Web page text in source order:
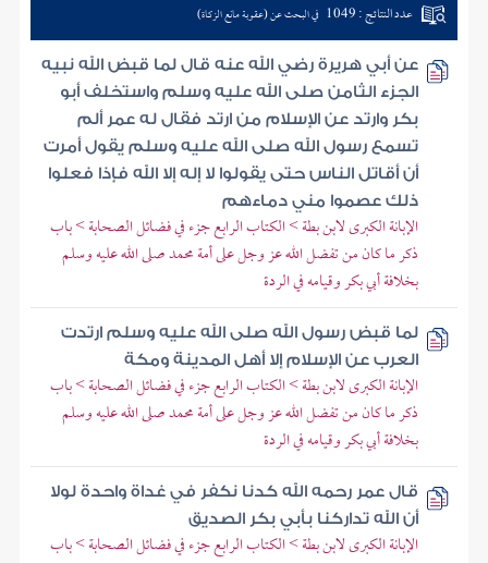
عدد النتائج : 1049 في البحث عن (عقوبة مانع الزكاة)
عن أبي هريرة رضي الله عنه قال لما قبض الله نبيه
الجزء الثامن صلى الله عليه وسلم واستخلف أبو
بكر وارتد عن الإسلام من ارتد فقال له عمر ألم
تسمع رسول الله صلى الله عليه وسلم يقول أمرت
أن أقاتل الناس حتى يقولوا لا إله إلا الله فإذا فعلوا
ذلك عصموا مني دماءهم
الإبانة الكبرى لابن بطة > الكتاب الرابع جزء في فضائل الصحابة > باب
ذكر ما كان من تفضل الله عز وجل على أمة محمد صلى الله عليه وسلم
بخلافة أبي بكر وقيامه في الردة
لما قبض رسول الله صلى الله عليه وسلم ارتدت
العرب عن الإسلام إلا أهل المدينة ومكة
الإبانة الكبرى لابن بطة > الكتاب الرابع جزء في فضائل الصحابة > باب
ذكر ما كان من تفضل الله عز وجل على أمة محمد صلى الله عليه وسلم
بخلافة أبي بكر وقيامه في الردة
قال عمر رحمه الله كدنا نكفر في غداة واحدة لولا
أن الله تداركنا بأبي بكر الصديق
الإبانة الكبرى لابن بطة > الكتاب الرابع جزء في فضائل الصحابة > باب